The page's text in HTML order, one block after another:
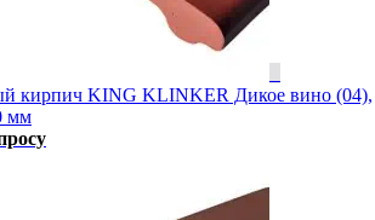
кирпич KING KLINKER Дикое вино (04),
мм